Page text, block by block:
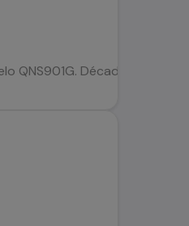
QNS901G. Década de los